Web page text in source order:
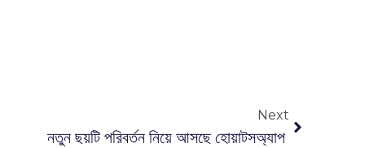
Next
নতুন ছয়টি পরিবর্তন নিয়ে আসছে হোয়াটসঅ্যাপ